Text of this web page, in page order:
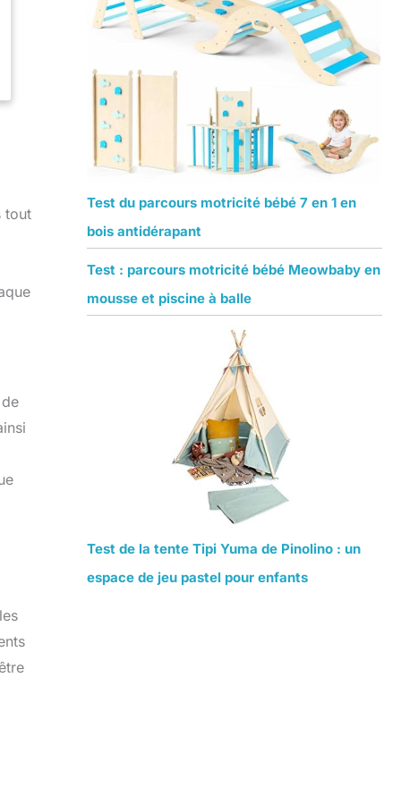
tout
Test du parcours motricité bébé 7 en 1 en
bois antidérapant
Test : parcours motricité bébé Meowbaby en
mousse et piscine à balle
Test de la tente Tipi Yuma de Pinolino : un
espace de jeu pastel pour enfants